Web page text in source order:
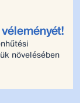
növelésében